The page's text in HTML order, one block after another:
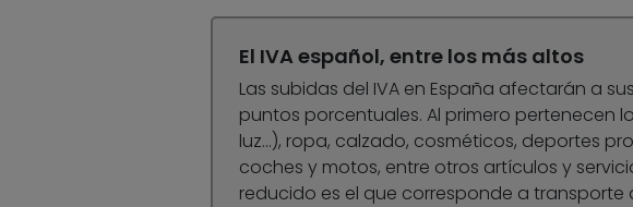
El IVA español, entre los más altos
Las subidas del IVA en España afectarán a
puntos porcentuales. Al primero pertenecen
luz…), ropa, calzado, cosméticos, deportes
coches y motos, entre otros artículos y
reducido es el que corresponde a transporte